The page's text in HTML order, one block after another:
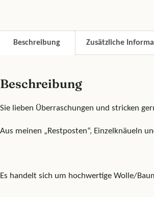
Beschreibung Zusätzliche
Beschreibung
Sie lieben Überraschungen und stricken
Aus meinen „Restposten“, Einzelknäueln
Es handelt sich um hochwertige Wolle/